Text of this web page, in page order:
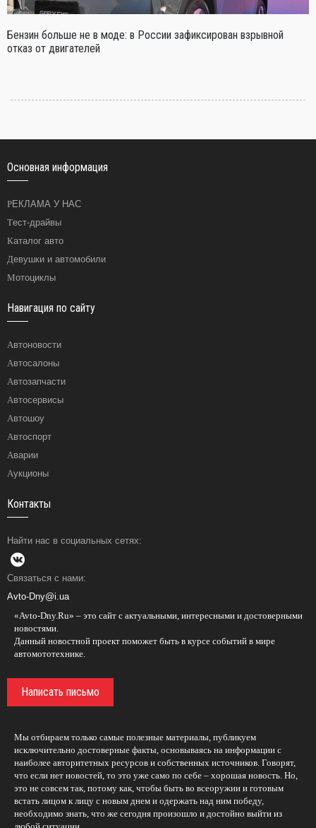
Бензин больше не в моде: в России зафиксирован взрывной
отказ от двигателей
Основная информация
РЕКЛАМА У НАС
Тест-драйвы
Каталог авто
Девушки и автомобили
Мотоциклы
Навигация по сайту
Автоновости
Автосалоны
Автозапчасти
Автосервисы
Автошоу
Автоспорт
Аварии
Аукционы
Контакты
Найти нас в социальных сетях:
Связаться с нами:
Avto-Dny@i.ua
«Avto-Dny.Ru» – это сайт с актуальными, интересными и достоверными
новостями.
Данный новостной проект поможет быть в курсе событий в мире
автомототехнике.
Написать письмо
Мы отбираем только самые полезные материалы, публикуем
исключительно достоверные факты, основываясь на информации с
наиболее авторитетных ресурсов и собственных источников. Говорят,
что если нет новостей, то это уже само по себе – хорошая новость. Но,
это не совсем так, потому как, чтобы быть во всеоружии и готовым
встать лицом к лицу с новым днем и одержать над ним победу,
необходимо знать, что же сегодня произошло и достойно выйти из